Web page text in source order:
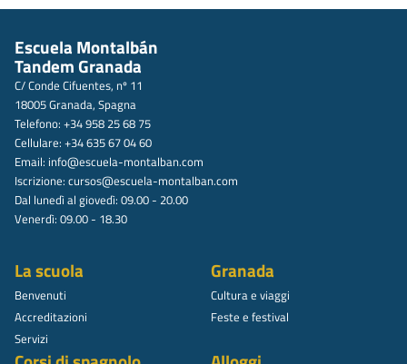
Escuela Montalbán
Tandem Granada
C/ Conde Cifuentes, nº 11
18005 Granada, Spagna
Telefono: +34 958 25 68 75
Cellulare: +34 635 67 04 60
Email: info@escuela-montalban.com
Iscrizione: cursos@escuela-montalban.com
Dal lunedì al giovedì: 09.00 - 20.00
Venerdì: 09.00 - 18.30
La scuola
Benvenuti
Accreditazioni
Servizi
Granada
Cultura e viaggi
Feste e festival